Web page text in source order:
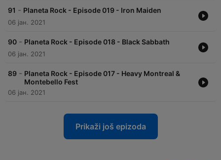
91 - Planeta Rock - Episode 019 - Iron Maiden
06 јан. 2021
90 - Planeta Rock - Episode 018 - Black Sabbath
06 јан. 2021
89 - Planeta Rock - Episode 017 - Heavy Montreal &
Montebello Fest
06 јан. 2021
Prikaži još epizoda